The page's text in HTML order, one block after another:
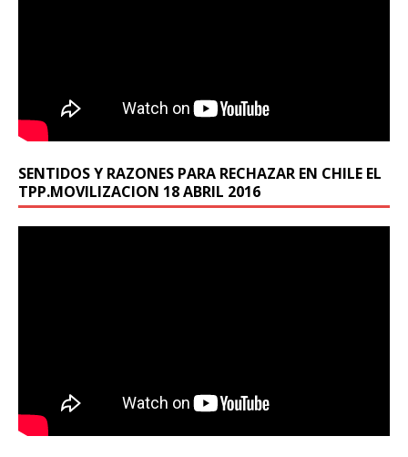
SENTIDOS Y RAZONES PARA RECHAZAR EN CHILE EL
TPP.MOVILIZACION 18 ABRIL 2016